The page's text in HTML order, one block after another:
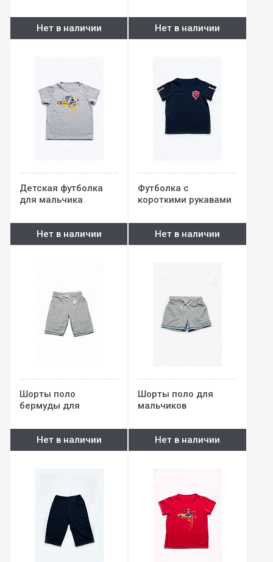
Нет в наличии Нет в наличии
Детская футболка
для мальчика
Нет в наличии
Футболка с
короткими рукавами
Нет в наличии
Шорты поло
бермуды для
Нет в наличии
Шорты поло для
мальчиков
Нет в наличии